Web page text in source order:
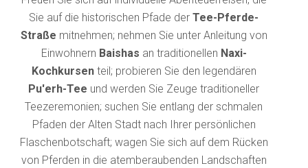
Sie auf die historischen Pfade der Tee-Pferde-
Straße mitnehmen; nehmen Sie unter Anleitung von
Einwohnern Baishas an traditionellen Naxi-
Kochkursenteil; probieren Sie den legendären
Pu'erh-Tee und werden Sie Zeuge traditioneller
Teezeremonien; suchen Sie entlang der schmalen
Pfaden der Alten Stadt nach Ihrer persönlichen
Flaschenbotschaft; wagen Sie sich auf dem Rücken
von Pferden in die atemberaubenden Landschaften